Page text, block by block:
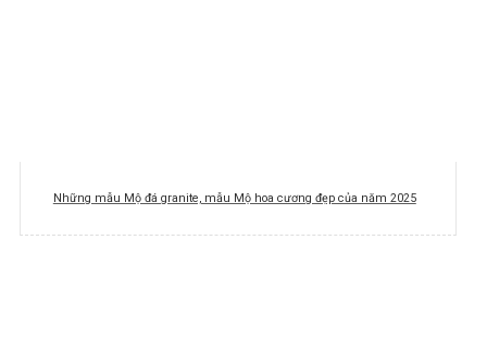
Những mẫu Mộ đá granite, mẫu Mộ hoa cương đẹp của năm 2025